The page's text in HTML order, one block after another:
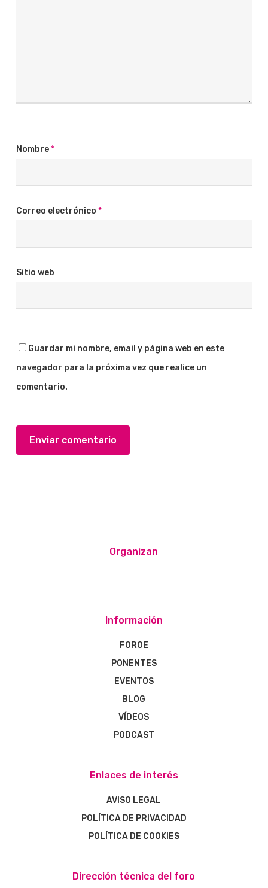
Nombre*
Correo electrónico *
Sitio web
Guardar mi nombre, email y página web en este
navegador para la próxima vez que realice un
comentario.
Organizan
Información
FOROE
PONENTES
EVENTOS
BLOG
VÍDEOS
PODCAST
Enlaces de interés
AVISO LEGAL
POLÍTICA DE PRIVACIDAD
POLÍTICA DE COOKIES
Dirección técnica del foro